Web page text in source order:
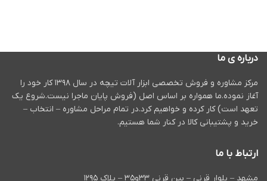
درباره ی ما
مرکز مشاوره و فروش تخصصی ابزار آلات تیچه در سال ۱۳۹۸ کار خود را
آغاز نموده.ما همواره بر اساس اصل (فروش پایان ماجرا نیست.شروع یک
تعهد است) کار کرده و خواهیم کرد.در تمام مراحل مشاوره – انتخاب –
خرید و پشتیبانی کالا در کنار شما هستیم.
ارتباط با ما
مشهد – بلوار قرنی – بین قرنی ۳۳و۳۵ – پلاک ۱۲۹۵